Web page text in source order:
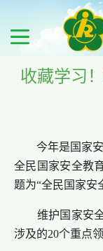
收藏学习
今年是国家安
全民国家安全教
题为“全民国家安
维护国家安全
涉及的20个重点领